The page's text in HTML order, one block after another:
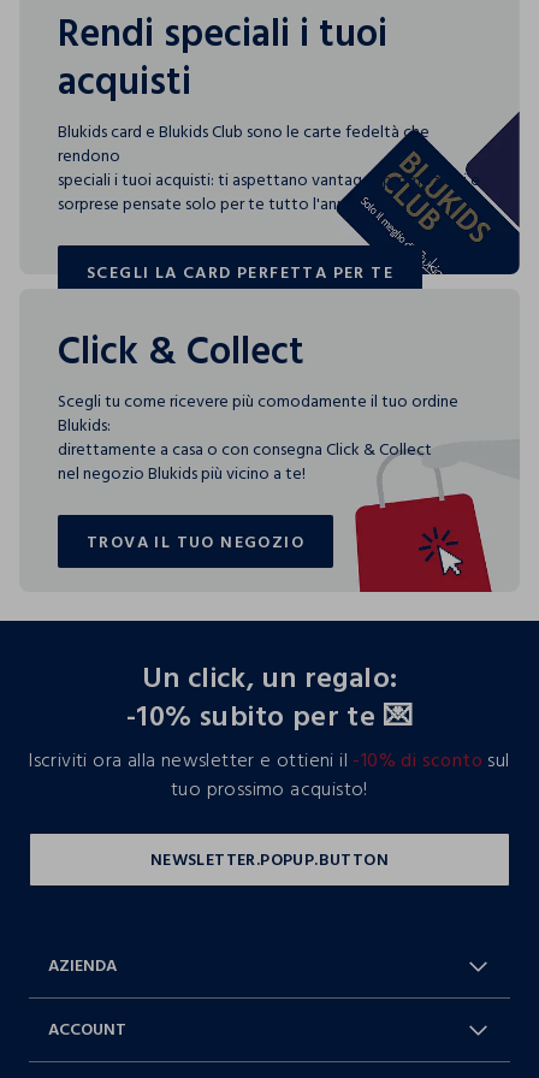
Rendi speciali i tuoi
acquisti
Blukids card e Blukids Club sono le carte fedeltà che
rendono
speciali i tuoi acquisti: ti aspettano vantaggi, promozioni e
sorprese pensate solo per te tutto l'anno!
SCEGLI LA CARD PERFETTA PER TE
SCEGLI LA CARD PERFETTA PER TE
Click & Collect
Scegli tu come ricevere più comodamente il tuo ordine
Blukids:
direttamente a casa o con consegna Click & Collect
nel negozio Blukids più vicino a te!
TROVA IL TUO NEGOZIO
TROVA IL TUO NEGOZIO
Un click, un regalo:
-10% subito per te 💌
Iscriviti ora alla newsletter e ottieni il -10% di sconto sul
tuo prossimo acquisto!
AZIENDA
ACCOUNT